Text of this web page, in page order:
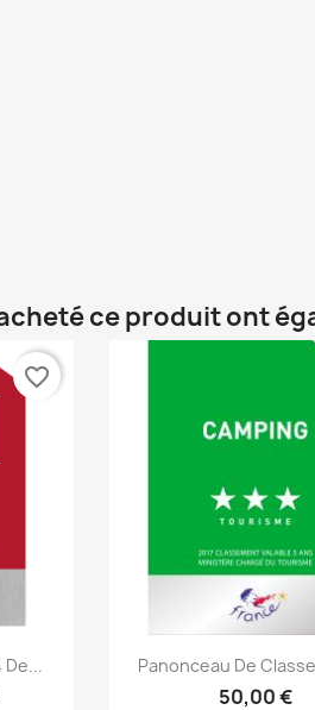
ce produit ont
favorite_border
Aperçu
Panonceau De
50,00 €